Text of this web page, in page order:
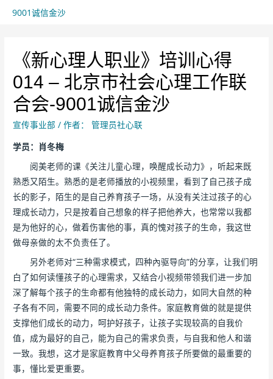
9001诚信金沙
《新心理人职业》培训心得
014 – 北京市社会心理工作联
合会-9001诚信金沙
宣传事业部 / 作者：
管理员社心联
学员：肖冬梅
阅美老师的课《关注儿童心理，唤醒成长动力》，听起来既
熟悉又陌生。熟悉的是老师播放的小视频里，看到了自己孩子成
长的影子，陌生的是自己养育孩子一场，从没有关注过孩子的心
理成长动力，只是按着自己想象的样子把他养大，也常常以我都
是为他好的心，做着伤害他的事，真的愧对孩子的生命，我这世
做母亲做的太不负责任了。
另外老师对“三种需求模式，四种內驱导向”的分享，让我们明
白了如何读懂孩子的心理需求，又结合小视频带领我们进一步加
深了解每个孩子的生命都有他独特的成长动力，如同大自然的种
子各有不同，需要不同的成长动力条件。家庭教育做的就是提供
支撑他们成长的动力，呵护好孩子，让孩子实现较高的自我价
值，成为最好的自己，能为自己的需求负责，与自我和他人和谐
一致。我想，这才是家庭教育中父母养育孩子所要做的最重要的
事，懂比爱更重要。